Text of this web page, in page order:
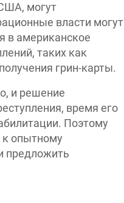
могут
власти могут
в американское
таких как
грин-карты.
и решение
время его
Поэтому
к опытному
предложить